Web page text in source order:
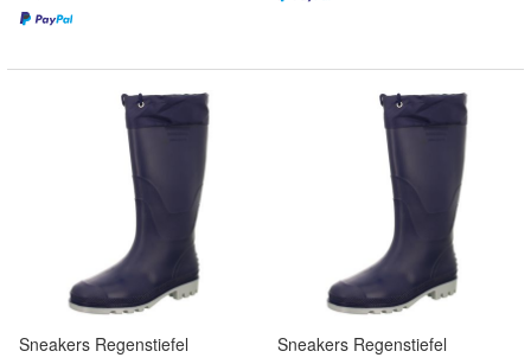
Sneakers Regenstiefel Sneakers Regenstiefel